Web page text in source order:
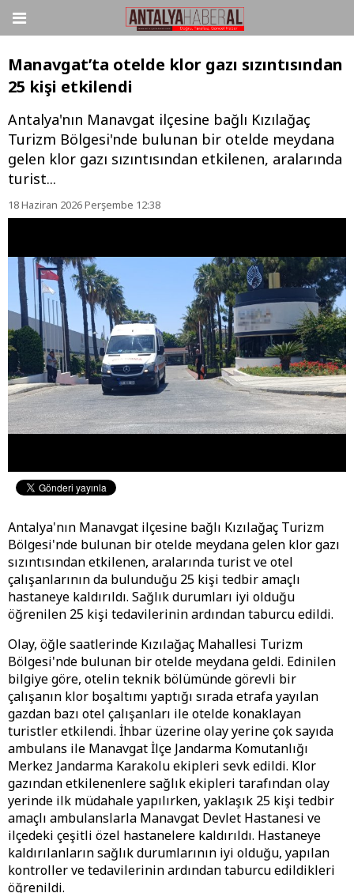
Manavgat’ta otelde klor gazı sızıntısından
25 kişi etkilendi
Antalya'nın Manavgat ilçesine bağlı Kızılağaç
Turizm Bölgesi'nde bulunan bir otelde meydana
gelen klor gazı sızıntısından etkilenen, aralarında
turist...
18 Haziran 2026 Perşembe 12:38
Antalya'nın Manavgat ilçesine bağlı Kızılağaç Turizm
Bölgesi'nde bulunan bir otelde meydana gelen klor gazı
sızıntısından etkilenen, aralarında turist ve otel
çalışanlarının da bulunduğu 25 kişi tedbir amaçlı
hastaneye kaldırıldı. Sağlık durumları iyi olduğu
öğrenilen 25 kişi tedavilerinin ardından taburcu edildi.
Olay, öğle saatlerinde Kızılağaç Mahallesi Turizm
Bölgesi'nde bulunan bir otelde meydana geldi. Edinilen
bilgiye göre, otelin teknik bölümünde görevli bir
çalışanın klor boşaltımı yaptığı sırada etrafa yayılan
gazdan bazı otel çalışanları ile otelde konaklayan
turistler etkilendi. İhbar üzerine olay yerine çok sayıda
ambulans ile Manavgat İlçe Jandarma Komutanlığı
Merkez Jandarma Karakolu ekipleri sevk edildi. Klor
gazından etkilenenlere sağlık ekipleri tarafından olay
yerinde ilk müdahale yapılırken, yaklaşık 25 kişi tedbir
amaçlı ambulanslarla Manavgat Devlet Hastanesi ve
ilçedeki çeşitli özel hastanelere kaldırıldı. Hastaneye
kaldırılanların sağlık durumlarının iyi olduğu, yapılan
kontroller ve tedavilerinin ardından taburcu edildikleri
öğrenildi.